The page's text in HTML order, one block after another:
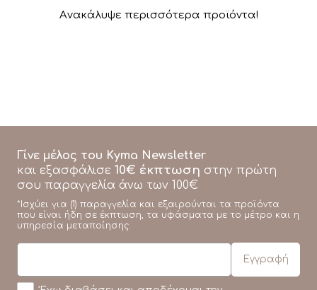
Aνακάλυψε περισσότερα προϊόντα!
Γίνε μέλος του Kyma Newsletter
και εξασφάλισε 10€ έκπτωση στην πρώτη
σου παραγγελία άνω των 100€
*Ισχύει για (1) παραγγελία και εξαιρούνται τα προϊόντα
που είναι ήδη σε έκπτωση, τα υφάσματα με το μέτρο και η
υπηρεσία μεταποίησης.